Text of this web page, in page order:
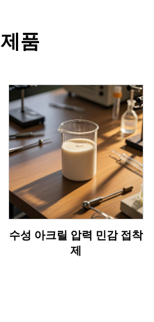
품
수성 아크릴 압력 민감 접착
제